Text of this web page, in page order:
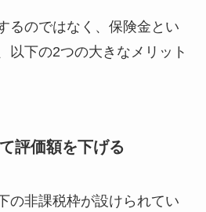
るのではなく、保険金とい
以下の2つの大きなメリット
評価額を下げる
の非課税枠が設けられてい